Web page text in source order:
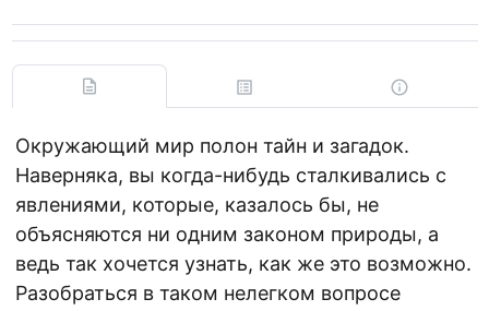
Окружающий мир полон тайн и загадок.
Наверняка, вы когда-нибудь сталкивались с
явлениями, которые, казалось бы, не
объясняются ни одним законом природы, а
ведь так хочется узнать, как же это возможно.
Разобраться в таком нелегком вопросе